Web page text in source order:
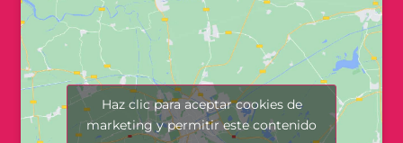
Haz clic para aceptar cookies de
marketing y permitir este contenido